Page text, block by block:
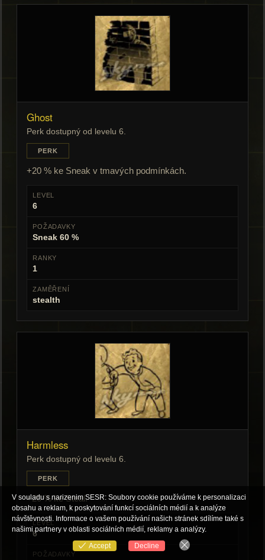
Ghost
Perk dostupný od levelu 6.
PERK
+20 % ke Sneak v tmavých podmínkách.
LEVEL
6
POŽADAVKY
Sneak 60 %
RANKY
1
ZAMĚŘENÍ
stealth
Harmless
Perk dostupný od levelu 6.
PERK
+20 % ke Steal.
LEVEL
6
POŽADAVKY
V souladu s narizenim SESR: Soubory cookie používáme k personalizaci
obsahu a reklam, k poskytování funkcí sociálních médií a k analýze
návštěvnosti. Informace o vašem používání našich stránek sdílíme také s
našimi partnery v oblasti sociálních médií, reklamy a analýzy.
Accept
Decline